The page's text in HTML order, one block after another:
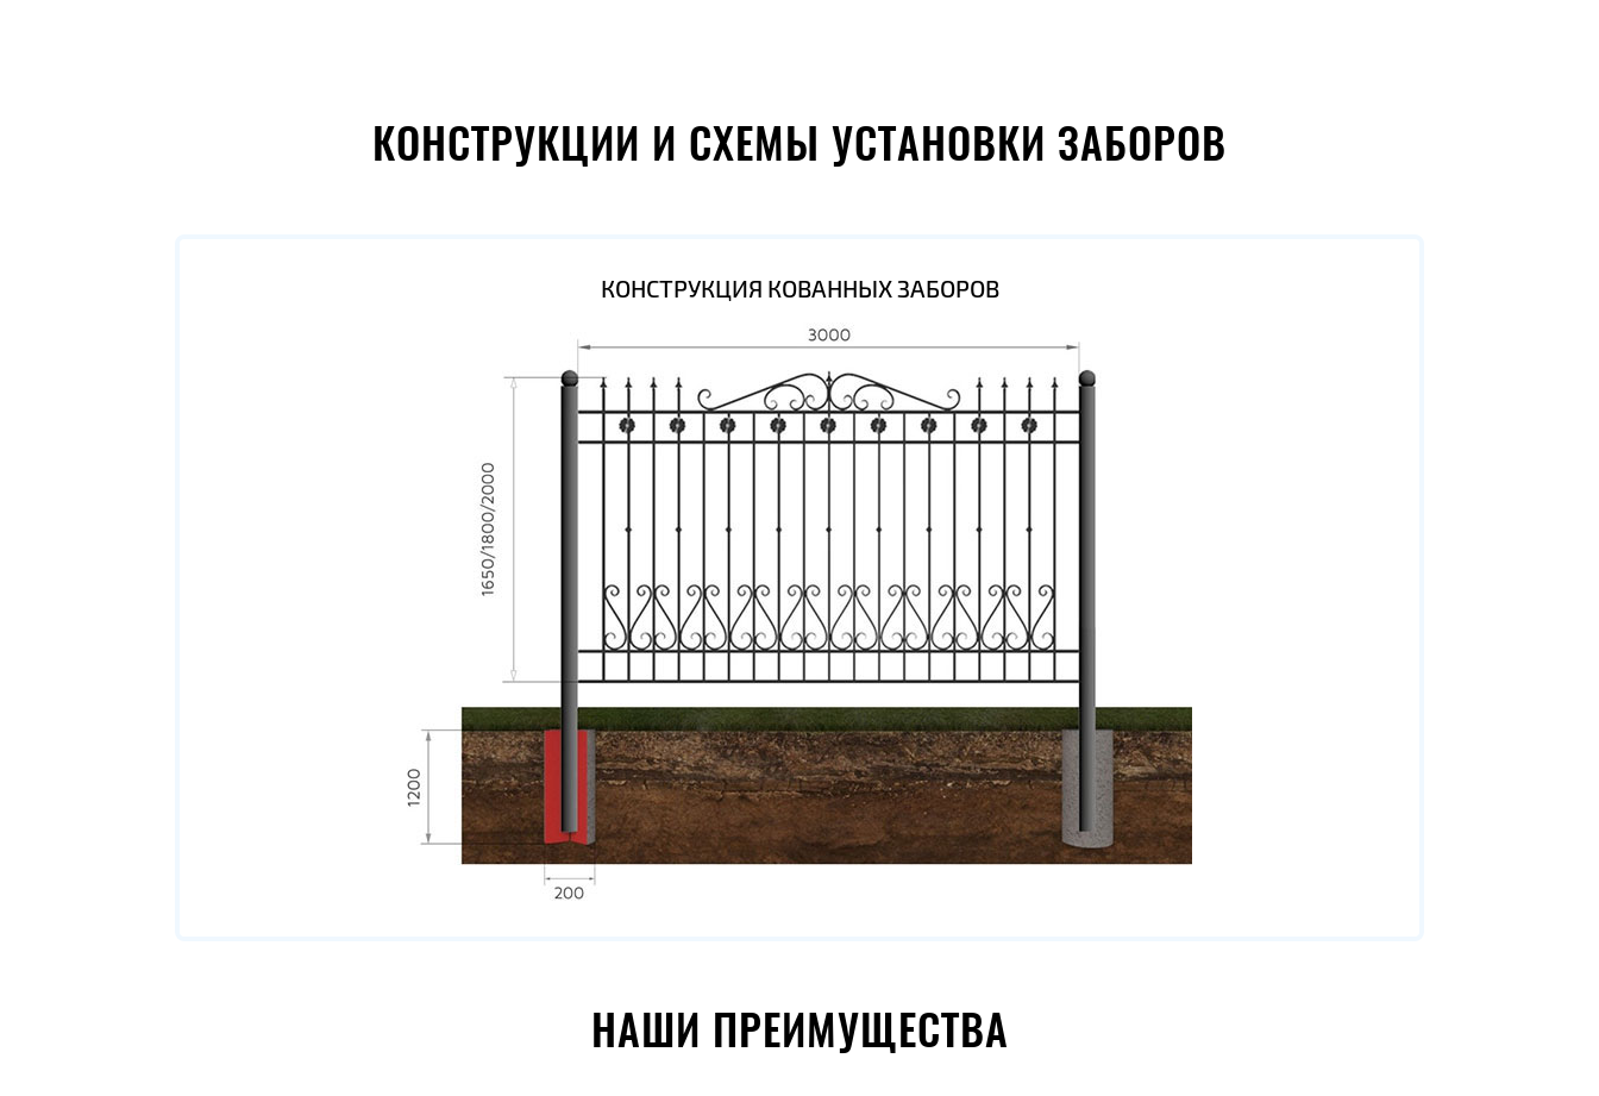
КОНСТРУКЦИИ И СХЕМЫ УСТАНОВКИ ЗАБОРОВ
КОНСТРУКЦИЯ КОВАННЫХ ЗАБОРОВ
НАШИ ПРЕИМУЩЕСТВА